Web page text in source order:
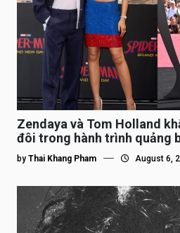
Zendaya và Tom Holland
đôi trong hành trình quảng
by Thai Khang Pham August 6,